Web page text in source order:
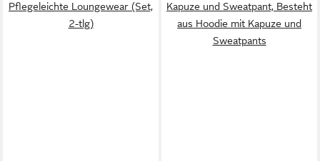
Pflegeleichte Loungewear (Set,
2-tlg)
Kapuze und Sweatpant, Besteht
aus Hoodie mit Kapuze und
Sweatpants